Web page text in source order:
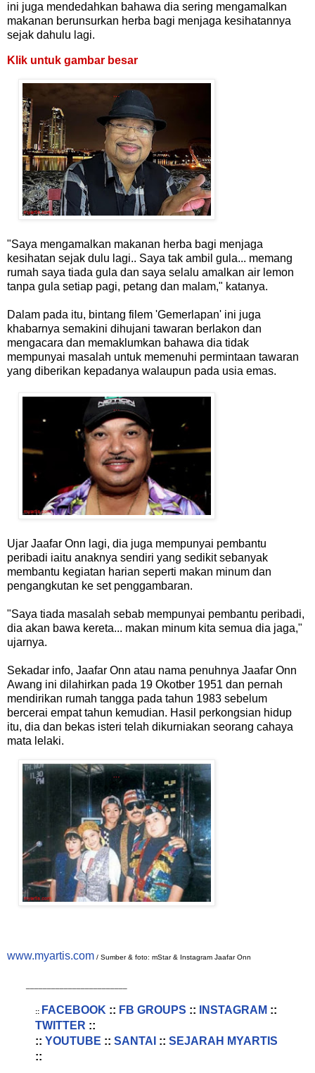
ini juga mendedahkan bahawa dia sering mengamalkan
makanan berunsurkan herba bagi menjaga kesihatannya
sejak dahulu lagi.
Klik untuk gambar besar
"Saya mengamalkan makanan herba bagi menjaga
kesihatan sejak dulu lagi.. Saya tak ambil gula... memang
rumah saya tiada gula dan saya selalu amalkan air lemon
tanpa gula setiap pagi, petang dan malam," katanya.
Dalam pada itu, bintang filem 'Gemerlapan' ini juga
khabarnya semakini dihujani tawaran berlakon dan
mengacara dan memaklumkan bahawa dia tidak
mempunyai masalah untuk memenuhi permintaan tawaran
yang diberikan kepadanya walaupun pada usia emas.
Ujar Jaafar Onn lagi, dia juga mempunyai pembantu
peribadi iaitu anaknya sendiri yang sedikit sebanyak
membantu kegiatan harian seperti makan minum dan
pengangkutan ke set penggambaran.
"Saya tiada masalah sebab mempunyai pembantu peribadi,
dia akan bawa kereta... makan minum kita semua dia jaga,"
ujarnya.
Sekadar info, Jaafar Onn atau nama penuhnya Jaafar Onn
Awang ini dilahirkan pada 19 Okotber 1951 dan pernah
mendirikan rumah tangga pada tahun 1983 sebelum
bercerai empat tahun kemudian. Hasil perkongsian hidup
itu, dia dan bekas isteri telah dikurniakan seorang cahaya
mata lelaki.
www.myartis.com / Sumber & foto: mStar & Instagram Jaafar Onn
:: FACEBOOK :: FB GROUPS :: INSTAGRAM ::
TWITTER ::
:: YOUTUBE :: SANTAI :: SEJARAH MYARTIS
::